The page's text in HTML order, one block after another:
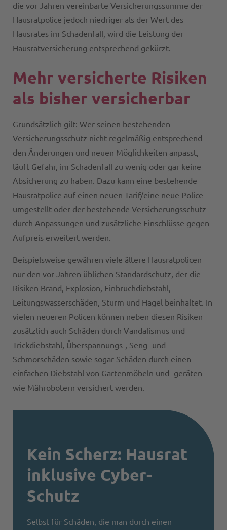
die vor Jahren vereinbarte Versicherungssumme der
Hausratpolice jedoch niedriger als der Wert des
Hausrates im Schadenfall, wird die Leistung der
Hausratversicherung entsprechend gekürzt.
Mehr versicherte Risiken
als bisher versicherbar
Grundsätzlich gilt: Wer seinen bestehenden
Versicherungsschutz nicht regelmäßig entsprechend
den Änderungen und neuen Möglichkeiten anpasst,
läuft Gefahr, im Schadenfall zu wenig oder gar keine
Absicherung zu haben. Dazu kann eine bestehende
Hausratpolice auf einen neuen Tarif/eine neue Police
umgestellt oder der bestehende Versicherungsschutz
durch Anpassungen und zusätzliche Einschlüsse gegen
Aufpreis erweitert werden.
Beispielsweise gewähren viele ältere Hausratpolicen
nur den vor Jahren üblichen Standardschutz, der die
Risiken Brand, Explosion, Einbruchdiebstahl,
Leitungswasserschäden, Sturm und Hagel beinhaltet. In
vielen neueren Policen können neben diesen Risiken
zusätzlich auch Schäden durch Vandalismus und
Trickdiebstahl, Überspannungs-, Seng- und
Schmorschäden sowie sogar Schäden durch einen
einfachen Diebstahl von Gartenmöbeln und -geräten
wie Mährobotern versichert werden.
Kein Scherz: Hausrat
inklusive Cyber-
Schutz
Selbst für Schäden, die man durch einen